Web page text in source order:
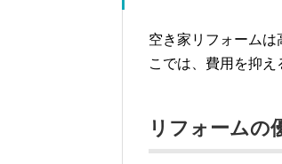
空き家リフォーム
こでは、費用を抑え
リフォームの